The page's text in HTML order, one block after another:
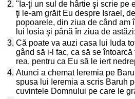
2. "Ia-ţi un sul de hârtie şi scrie pe
ţi le-am grăit Eu despre Israel,
popoarele, din ziua de când am
lui Iosia şi până în ziua de astăzi;
3. Că poate va auzi casa lui Iuda
gând să i-l fac, ca să se
rea, pentru ca Eu să le iert
4. Atunci a chemat Ieremia pe
spusa lui Ieremia a scris Baruh
cuvintele Domnului pe care le